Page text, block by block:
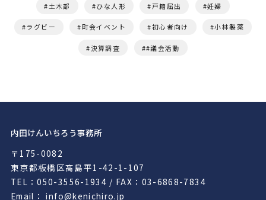
土木部 ひな人形 戸籍届出 妊婦
ラグビー 町会イベント 初心者向け 小林製薬
決算調査 #議会活動
内田けんいちろう事務所
〒175-0082
東京都板橋区高島平1-42-1-107
TEL：050-3556-1934 / FAX：03-6868-7834
Email： info@kenichiro.jp